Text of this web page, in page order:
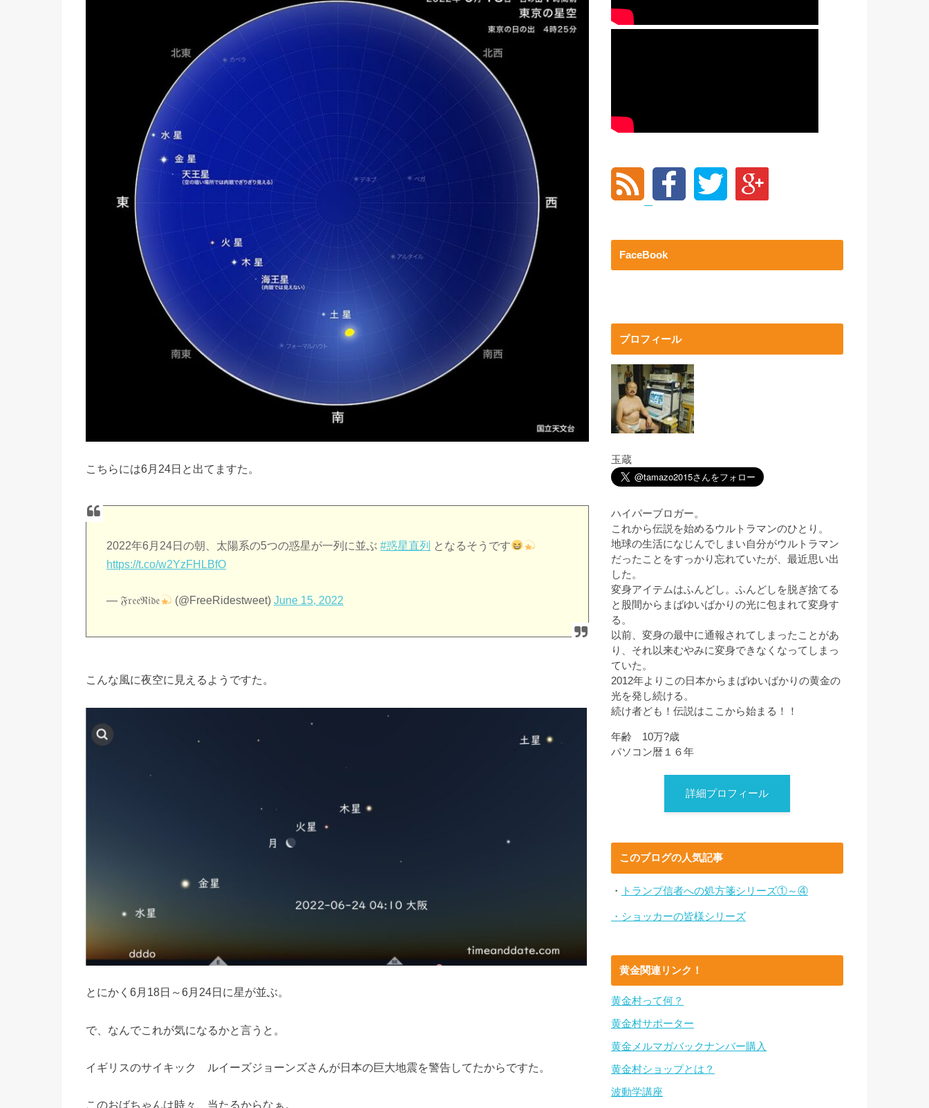
こちらには6月24日と出てますた。
2022年6月24日の朝、太陽系の5つの惑星が一列に並ぶ#惑星直列
となるそうです
https://t.co/w2YzFHLBfO
— 𝔉𝔯𝔢𝔢ℜ𝔦𝔡𝔢 (@FreeRidestweet) June 15, 2022
こんな風に夜空に見えるようですた。
とにかく6月18日～6月24日に星が並ぶ。
で、なんでこれが気になるかと言うと。
イギリスのサイキック ルイーズジョーンズさんが日本の巨大地震を警告してたからですた。
このおばちゃんは時々、当たるからなぁ。
FaceBook
プロフィール
玉蔵
ハイパーブロガー。
これから伝説を始めるウルトラマンのひとり。
地球の生活になじんでしまい自分がウルトラマン
だったことをすっかり忘れていたが、最近思い出
した。
変身アイテムはふんどし。ふんどしを脱ぎ捨てる
と股間からまばゆいばかりの光に包まれて変身す
る。
以前、変身の最中に通報されてしまったことがあ
り、それ以来むやみに変身できなくなってしまっ
ていた。
2012年よりこの日本からまばゆいばかりの黄金の
光を発し続ける。
続け者ども！伝説はここから始まる！！
年齢 10万?歳
パソコン暦１６年
詳細プロフィール
このブログの人気記事
・ トランプ信者への処方箋シリーズ①～④
・ショッカーの皆様シリーズ
黄金関連リンク！
黄金村って何？
黄金村サポーター
黄金メルマガバックナンバー購入
黄金村ショップとは？
波動学講座